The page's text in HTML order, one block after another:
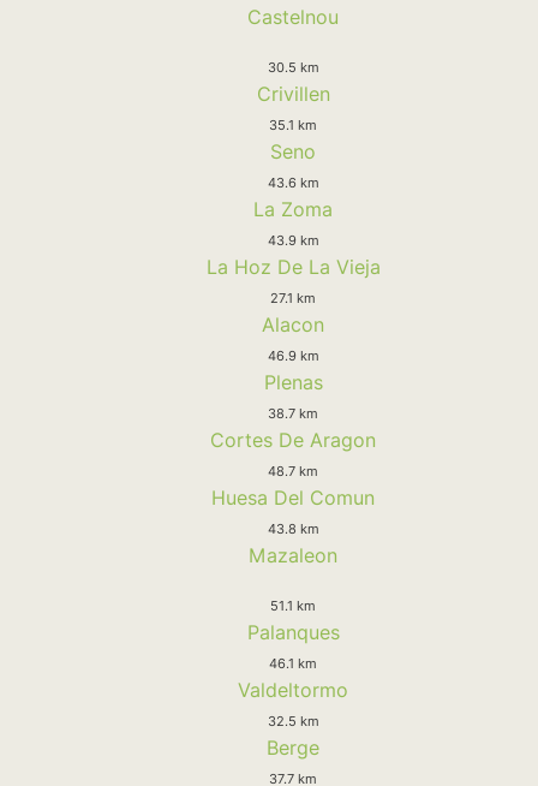
Castelnou
30.5 km
Crivillen
35.1 km
Seno
43.6 km
La Zoma
43.9 km
La Hoz De La Vieja
27.1 km
Alacon
46.9 km
Plenas
38.7 km
Cortes De Aragon
48.7 km
Huesa Del Comun
43.8 km
Mazaleon
51.1 km
Palanques
46.1 km
Valdeltormo
32.5 km
Berge
37.7 km